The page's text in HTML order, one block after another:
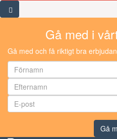
Gå med i
Gå med och få riktigt bra
Gå